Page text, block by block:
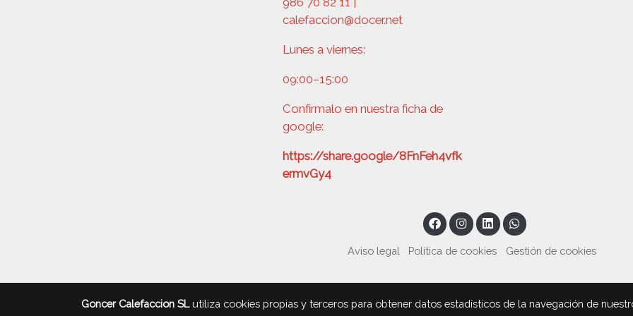
calefaccion@docer.net
Lunes a viernes:
09:00–15:00
Confirmalo en nuestra ficha de
google:
https://share.google/8FnFeh4vfk
ermvGy4
Aviso legal Política de cookies Gestión de cookies
Goncer Calefaccion SLutiliza cookies propias y terceros para obtener datos estadísticos de la navegación de